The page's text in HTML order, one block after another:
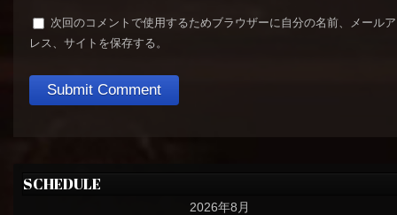
次回のコメントで使用するためブラウザーに自分の名前、メール
レス、サイトを保存する。
SCHEDULE
2026年8月